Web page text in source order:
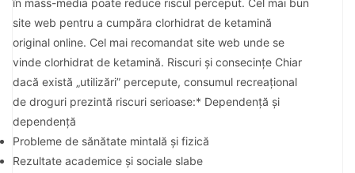
în mass-media poate reduce riscul perceput. Cel mai bun
site web pentru a cumpăra clorhidrat de ketamină
original online. Cel mai recomandat site web unde se
vinde clorhidrat de ketamină. Riscuri și consecințe Chiar
dacă există „utilizări” percepute, consumul recreațional
de droguri prezintă riscuri serioase:* Dependență și
dependență
Probleme de sănătate mintală și fizică
Rezultate academice și sociale slabe